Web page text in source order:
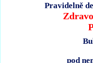
Pravidelně
pod